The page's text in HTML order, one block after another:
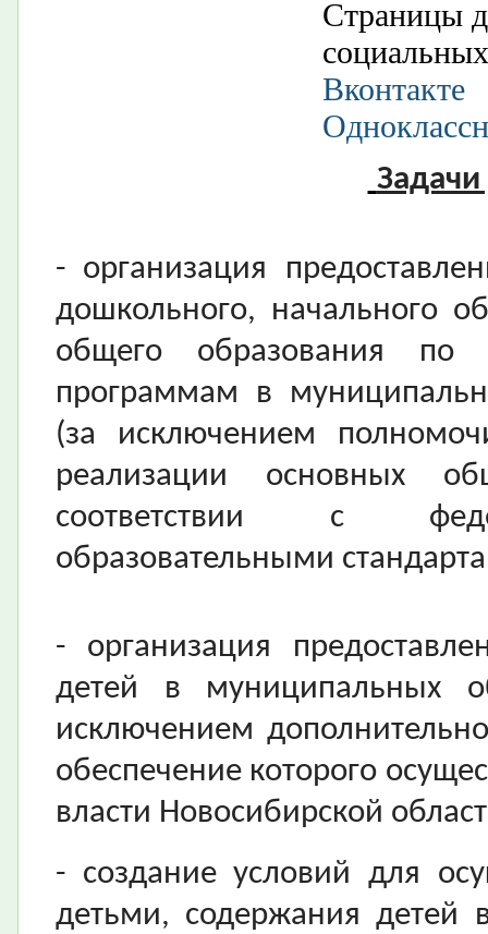
Страницы
Вконтакте
- организация
дошкольного, начального
общего образования по
программам в
(за исключением
реализации основных
соответствии с
образовательными
- организация
детей в муниципальных
исключением
обеспечение которого
власти Новосибирской
- создание условий для
детьми, содержания детей